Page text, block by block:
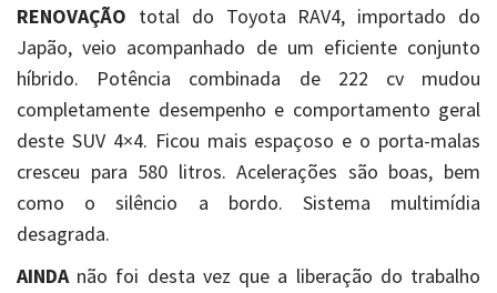
RENOVAÇÃO total do Toyota RAV4, importado do
Japão, veio acompanhado de um eficiente conjunto
híbrido. Potência combinada de 222 cv mudou
completamente desempenho e comportamento geral
deste SUV 4×4. Ficou mais espaçoso e o porta-malas
cresceu para 580 litros. Acelerações são boas, bem
como o silêncio a bordo. Sistema multimídia
desagrada.
AINDAnão foi desta vez que a liberação do trabalho